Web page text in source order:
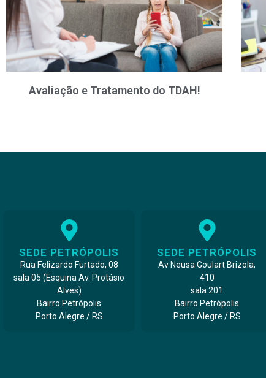
Avaliação e Tratamento do TDAH!
SEDE PETRÓPOLIS
Rua Felizardo Furtado, 08
sala 05 (Esquina Av. Protásio
Alves)
Bairro Petrópolis
Porto Alegre / RS
SEDE PETRÓPOLIS
Av Neusa Goulart Brizola,
410
sala 201
Bairro Petrópolis
Porto Alegre / RS